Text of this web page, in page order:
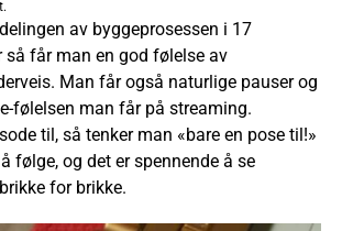
av byggeprosessen i 17
så får man en god følelse av
Man får også naturlige pauser og
følelsen man får på streaming.
til, så tenker man «bare en pose til!»
følge, og det er spennende å se
for brikke.